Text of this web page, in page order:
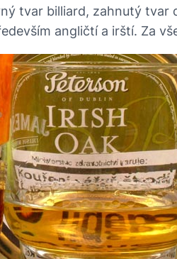
tvar billiard, zahnutý
angličtí a irští. Za